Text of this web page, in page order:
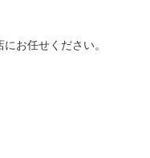
お任せください。